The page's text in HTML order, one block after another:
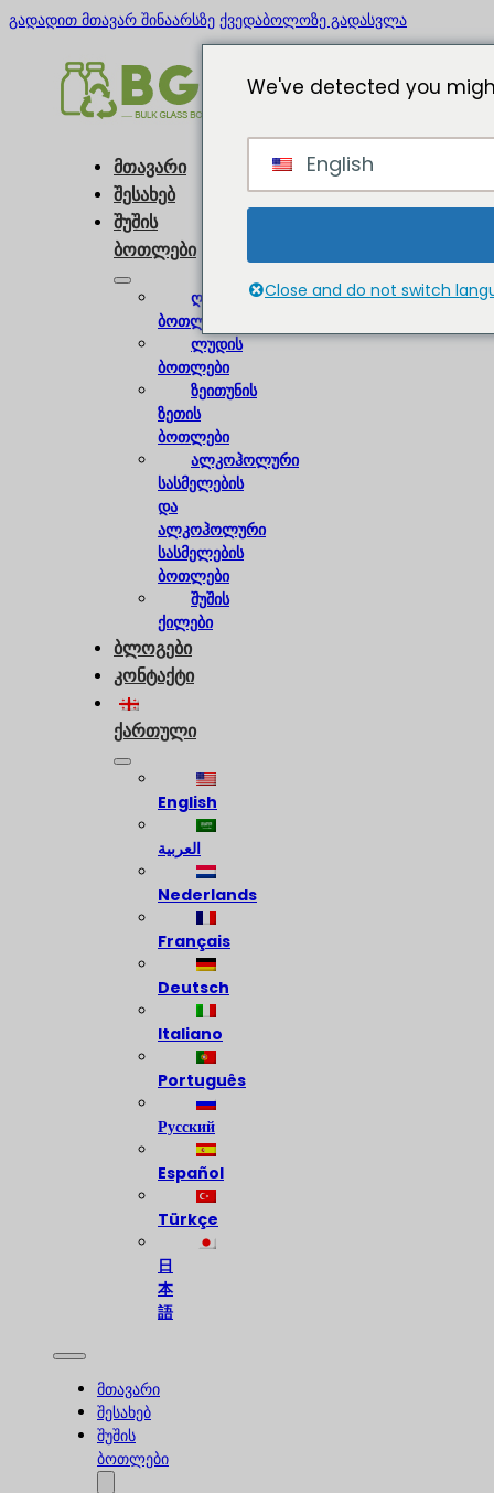
გადადით მთავარ შინაარსზე ქვედაბოლოზე გადასვლა
მთავარი
შესახებ
შუშის
ბოთლები
ღვინის
ბოთლები
ლუდის
ბოთლები
ზეითუნის
ზეთის
ბოთლები
ალკოჰოლური
სასმელების
და
ალკოჰოლური
სასმელების
ბოთლები
შუშის
ქილები
ბლოგები
კონტაქტი
ქართული
English
العربية
Nederlands
Français
Deutsch
Italiano
Português
Русский
Español
Türkçe
日
本
語
მთავარი
შესახებ
შუშის
ბოთლები
We've detected you
English
Close and do not switch